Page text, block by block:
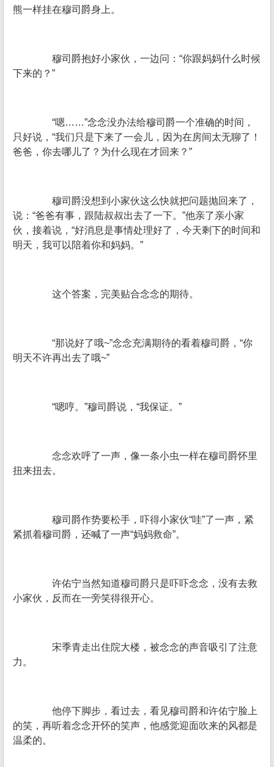
熊一样挂在穆司爵身上。
穆司爵抱好小家伙，一边问：“你跟妈妈什么时候
下来的？”
“嗯……”念念没办法给穆司爵一个准确的时间，
只好说，“我们只是下来了一会儿，因为在房间太无聊了！
爸爸，你去哪儿了？为什么现在才回来？”
穆司爵没想到小家伙这么快就把问题抛回来了，
说：“爸爸有事，跟陆叔叔出去了一下。”他亲了亲小家
伙，接着说，“好消息是事情处理好了，今天剩下的时间和
明天，我可以陪着你和妈妈。”
这个答案，完美贴合念念的期待。
“那说好了哦~”念念充满期待的看着穆司爵，“你
明天不许再出去了哦~”
“嗯哼。”穆司爵说，“我保证。”
念念欢呼了一声，像一条小虫一样在穆司爵怀里
扭来扭去。
穆司爵作势要松手，吓得小家伙“哇”了一声，紧
紧抓着穆司爵，还喊了一声“妈妈救命”。
许佑宁当然知道穆司爵只是吓吓念念，没有去救
小家伙，反而在一旁笑得很开心。
宋季青走出住院大楼，被念念的声音吸引了注意
力。
他停下脚步，看过去，看见穆司爵和许佑宁脸上
的笑，再听着念念开怀的笑声，他感觉迎面吹来的风都是
温柔的。